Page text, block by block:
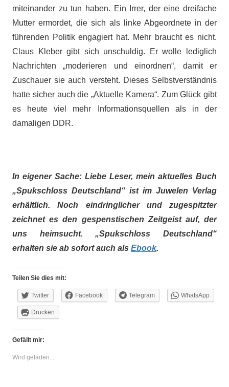
miteinander zu tun haben. Ein Irrer, der eine dreifache
Mutter ermordet, die sich als linke Abgeordnete in der
führenden Politik engagiert hat. Mehr braucht es nicht.
Claus Kleber gibt sich unschuldig. Er wolle lediglich
Nachrichten „moderieren und einordnen“, damit er
Zuschauer sie auch versteht. Dieses Selbstverständnis
hatte sicher auch die „Aktuelle Kamera“. Zum Glück gibt
es heute viel mehr Informationsquellen als in der
damaligen DDR.
In eigener Sache: Liebe Leser, mein aktuelles Buch
„Spukschloss Deutschland“ ist im Juwelen Verlag
erhältlich. Noch eindringlicher und zugespitzter
zeichnet es den gespenstischen Zeitgeist auf, der
uns heimsucht. „Spukschloss Deutschland“
erhalten sie ab sofort auch als Ebook.
Teilen Sie dies mit:
Twitter Facebook Telegram WhatsApp
Drucken
Gefällt mir:
Wird geladen...